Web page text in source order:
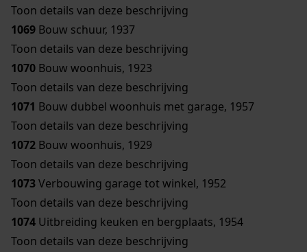
Toon details van deze beschrijving
1069 Bouw schuur, 1937
Toon details van deze beschrijving
1070 Bouw woonhuis, 1923
Toon details van deze beschrijving
1071 Bouw dubbel woonhuis met garage, 1957
Toon details van deze beschrijving
1072 Bouw woonhuis, 1929
Toon details van deze beschrijving
1073Verbouwing garage tot winkel, 1952
Toon details van deze beschrijving
1074 Uitbreiding keuken en bergplaats, 1954
Toon details van deze beschrijving